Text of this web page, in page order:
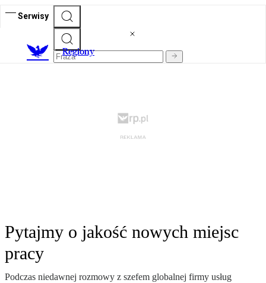
Serwisy
Regiony
Pytajmy o jakość nowych miejsc
pracy
Podczas niedawnej rozmowy z szefem globalnej firmy usług